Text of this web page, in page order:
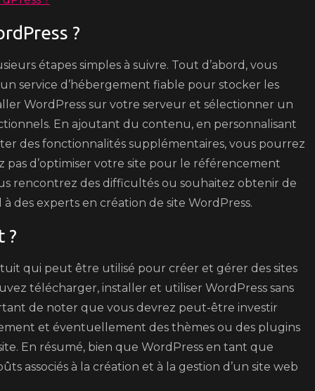
?
étapes simples à suivre. Tout d’abord, vous
service d’hébergement fiable pour stocker les
WordPress sur votre serveur et sélectionner un
En ajoutant du contenu, en personnalisant
des fonctionnalités supplémentaires, vous pourrez
d’optimiser votre site pour le référencement
rencontrez des difficultés ou souhaitez obtenir de
à des experts en création de site WordPress.
?
qui peut être utilisé pour créer et gérer des sites
télécharger, installer et utiliser WordPress sans
de noter que vous devrez peut-être investir
et éventuellement des thèmes ou des plugins
En résumé, bien que WordPress en tant que
associés à la création et à la gestion d’un site web